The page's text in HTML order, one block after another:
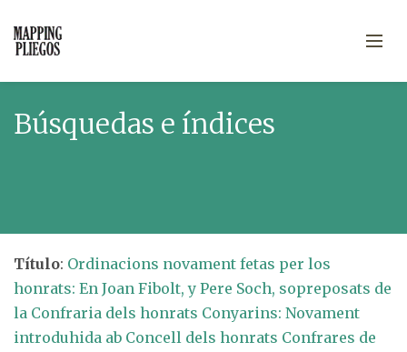
Búsquedas e índices
Título: Ordinacions novament fetas per los
honrats: En Joan Fibolt, y Pere Soch, sopreposats de
la Confraria dels honrats Conyarins: Novament
introduhida ab Concell dels honrats Confrares de